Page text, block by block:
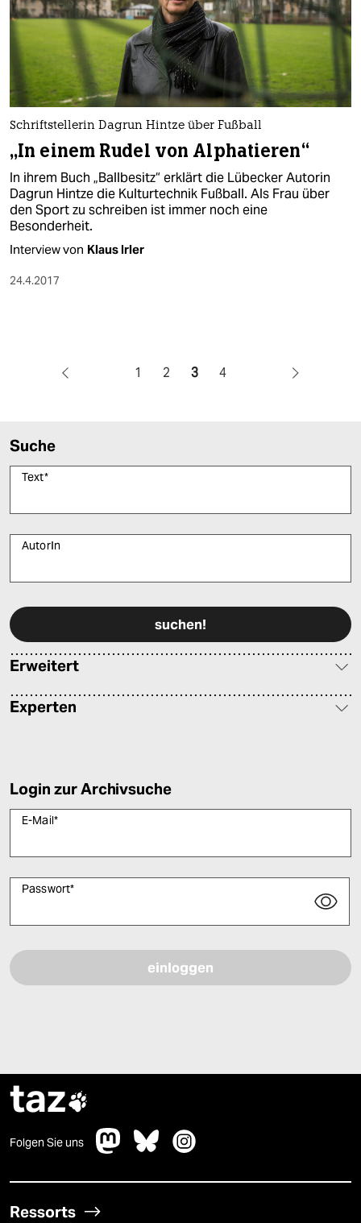
Schriftstellerin Dagrun Hintze über Fußball
„In einem Rudel von Alphatieren“
In ihrem Buch „Ballbesitz“ erklärt die Lübecker Autorin
Dagrun Hintze die Kulturtechnik Fußball. Als Frau über
den Sport zu schreiben ist immer noch eine
Besonderheit.
Interview von Klaus Irler
24.4.2017
1 2 3 4
Suche
Text*
AutorIn
Erweitert
Experten
Login zur Archivsuche
E-Mail*
Passwort*
taz
Folgen Sie uns
Ressorts